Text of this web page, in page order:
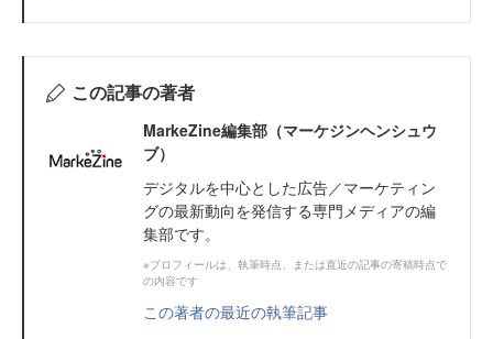
この記事の著者
MarkeZine編集部（マーケジンヘンシュウ
ブ）
デジタルを中心とした広告／マーケティン
グの最新動向を発信する専門メディアの編
集部です。
※プロフィールは、執筆時点、または直近の記事の寄稿時点で
の内容です
この著者の最近の執筆記事